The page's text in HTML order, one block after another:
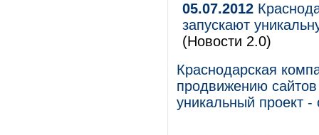
05.07.2012
запускают
(Новости 2.0)
Краснодарская
продвижению сайтов
уникальный проект